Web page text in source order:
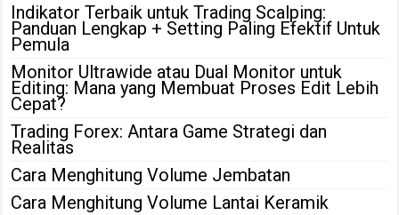
Indikator Terbaik untuk Trading Scalping:
Panduan Lengkap + Setting Paling Efektif Untuk
Pemula
Monitor Ultrawide atau Dual Monitor untuk
Editing: Mana yang Membuat Proses Edit Lebih
Cepat?
Trading Forex: Antara Game Strategi dan
Realitas
Cara Menghitung Volume Jembatan
Cara Menghitung Volume Lantai Keramik